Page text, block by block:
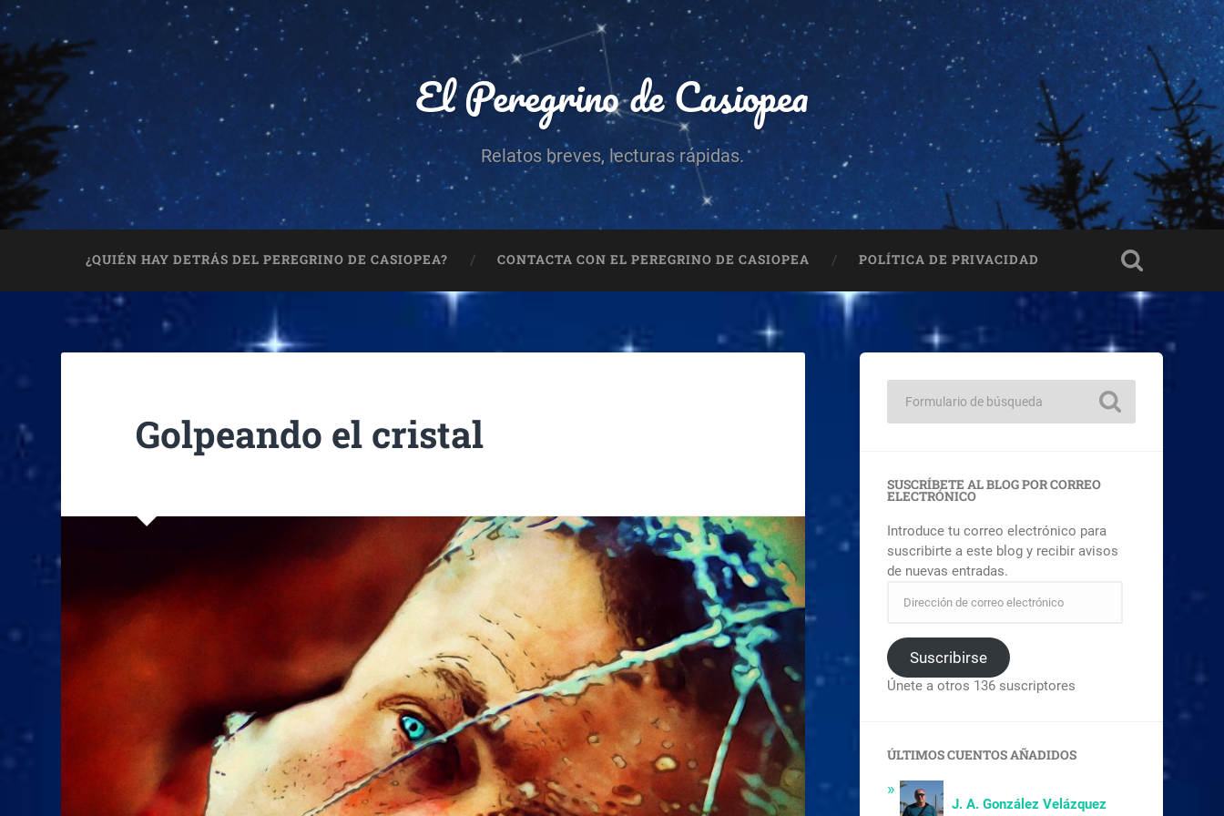
El Peregrino de Casiopea
Relatos breves, lecturas rápidas.
¿QUIÉN HAY DETRÁS DEL PEREGRINO DE CASIOPEA? CONTACTA CON EL PEREGRINO DE CASIOPEA POLÍTICA DE PRIVACIDAD
Golpeando el cristal
SUSCRÍBETE AL BLOG POR CORREO
ELECTRÓNICO
Introduce tu correo electrónico para
suscribirte a este blog y recibir avisos
de nuevas entradas.
Suscribirse
Únete a otros 136 suscriptores
ÚLTIMOS CUENTOS AÑADIDOS
J. A. González Velázquez